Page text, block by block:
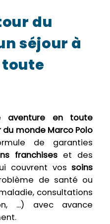
du
séjour à
aventure en toute
du monde Marco Polo
de garanties
franchiseset des
couvrent vos soins
de santé ou
consultations
...) avec avance